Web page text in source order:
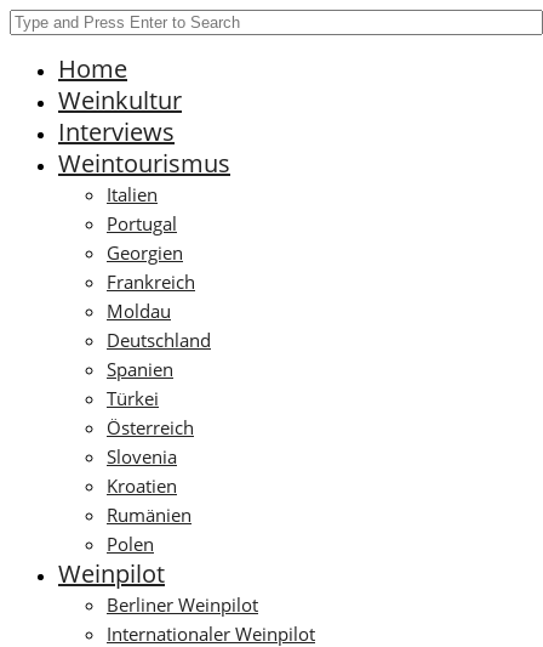
Home
Weinkultur
Interviews
Weintourismus
Italien
Portugal
Georgien
Frankreich
Moldau
Deutschland
Spanien
Türkei
Österreich
Slovenia
Kroatien
Rumänien
Polen
Weinpilot
Berliner Weinpilot
Internationaler Weinpilot